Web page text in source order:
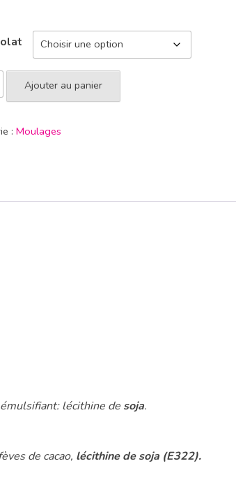
Ajouter au panier
:Moulages
émulsifiant: lécithine de soja.
de cacao, lécithine de soja (E322).